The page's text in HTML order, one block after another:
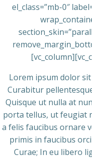
el_class=”mb-0″
Lorem ipsum dolor
Curabitur
Quisque ut nulla at
porta tellus, ut feugiat
a felis faucibus ornare
primis in faucibus
Curae; In eu libero